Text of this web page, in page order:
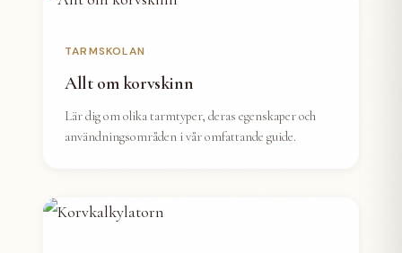
TARMSKOLAN
Allt om korvskinn
Lär dig om olika tarmtyper, deras egenskaper och
användningsområden i vår omfattande guide.